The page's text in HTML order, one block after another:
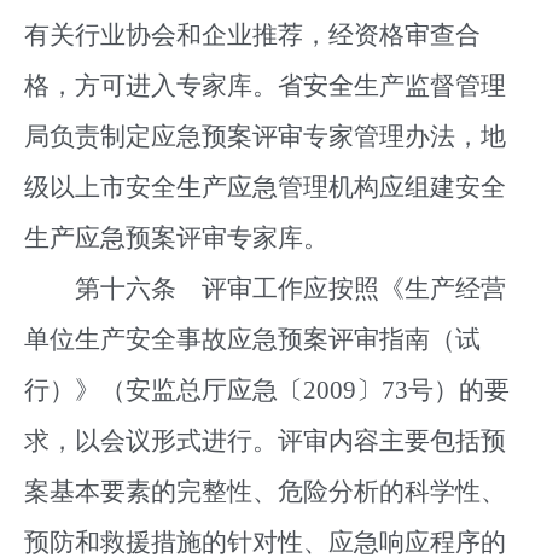
有关行业协会和企业推荐，经资格审查合
格，方可进入专家库。省安全生产监督管理
局负责制定应急预案评审专家管理办法，地
级以上市安全生产应急管理机构应组建安全
生产应急预案评审专家库。
第十六条 评审工作应按照《生产经营
单位生产安全事故应急预案评审指南（试
行）》（安监总厅应急〔2009〕73号）的要
求，以会议形式进行。评审内容主要包括预
案基本要素的完整性、危险分析的科学性、
预防和救援措施的针对性、应急响应程序的